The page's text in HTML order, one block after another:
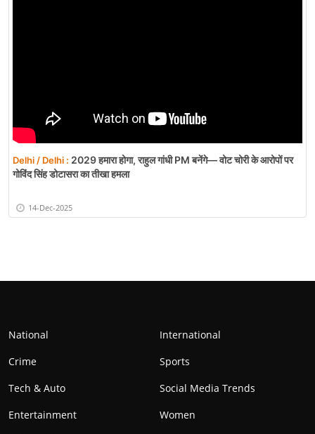
Delhi / Delhi : 2029 हमारा होगा, राहुल गांधी PM बनेंगे— वोट चोरी के आरोपों पर
गोविंद सिंह डोटासरा का तीखा हमला
14-Dec-2025
National
International
Crime
Sports
Tech & Auto
Social Media Trends
Entertainment
Women